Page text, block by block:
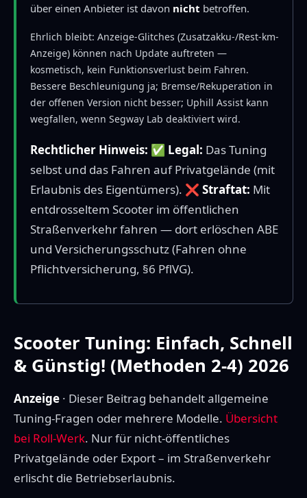
über einen Anbieter ist davon nicht betroffen.
Ehrlich bleibt: Anzeige-Glitches (Zusatzakku-/Rest-km-
Anzeige) können nach Update auftreten —
kosmetisch, kein Funktionsverlust beim Fahren.
Bessere Beschleunigung ja; Bremse/Rekuperation in
der offenen Version nicht besser; Uphill Assist kann
wegfallen, wenn Segway Lab deaktiviert wird.
Rechtlicher Hinweis: ✅ Legal: Das Tuning
selbst und das Fahren auf Privatgelände (mit
Erlaubnis des Eigentümers). ❌ Straftat: Mit
entdrosseltem Scooter im öffentlichen
Straßenverkehr fahren — dort erlöschen ABE
und Versicherungsschutz (Fahren ohne
Pflichtversicherung, §6 PflVG).
Scooter Tuning: Einfach, Schnell
& Günstig! (Methoden 2-4) 2026
Anzeige · Dieser Beitrag behandelt allgemeine
Tuning-Fragen oder mehrere Modelle. Übersicht
bei Roll-Werk. Nur für nicht-öffentliches
Privatgelände oder Export – im Straßenverkehr
erlischt die Betriebserlaubnis.